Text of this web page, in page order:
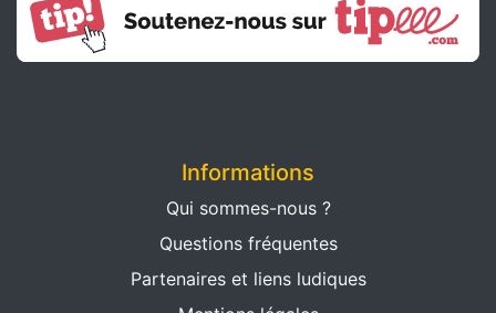
Informations
Qui sommes-nous ?
Questions fréquentes
Partenaires et liens ludiques